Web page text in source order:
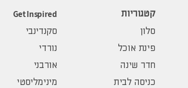
קטגוריות
סלון
פינת אוכל
חדר שינה
כניסה לבית
Get Inspired
סקנדינבי
נורדי
אורבני
מינימליסטי